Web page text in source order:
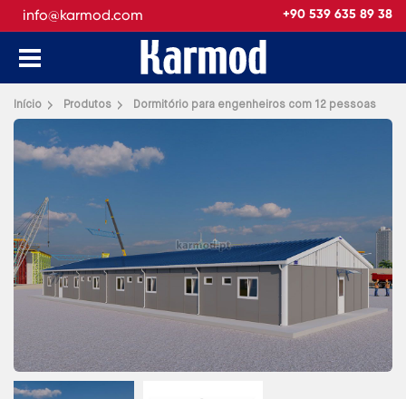
info@karmod.com +90 539 635 89 38
Início Produtos Dormitório para engenheiros com 12 pessoas